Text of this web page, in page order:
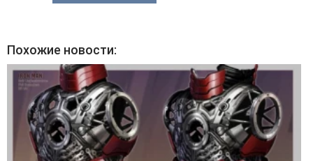
Похожие новости: